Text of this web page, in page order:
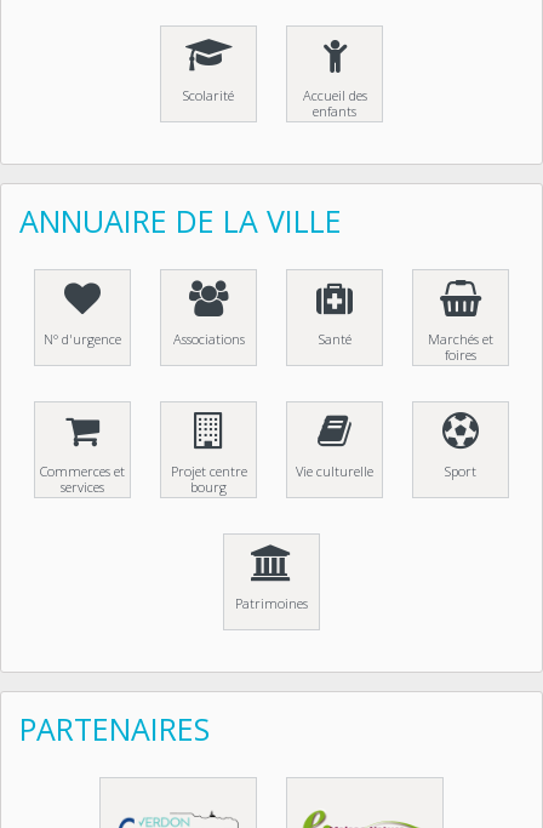
Scolarité
Accueil des
enfants
ANNUAIRE DE LA VILLE
N° d'urgence Associations Santé
Marchés et
foires
Commerces et
services
Projet centre
bourg
Vie culturelle Sport
Patrimoines
PARTENAIRES